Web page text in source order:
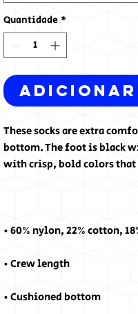
Quantidade *
These socks are extra
bottom. The foot is black